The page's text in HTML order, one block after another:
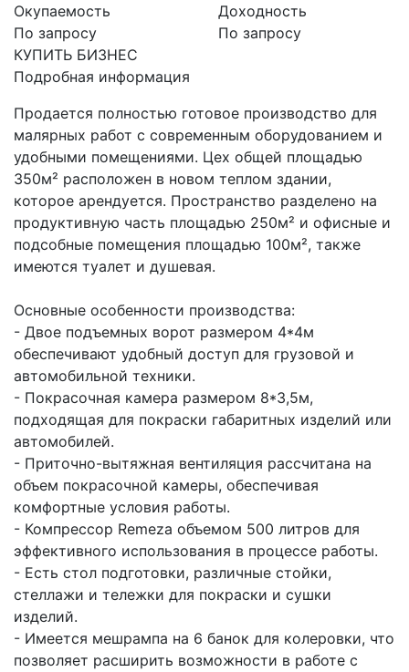
Окупаемость
По запросу
КУПИТЬ БИЗНЕС
Доходность
По запросу
Подробная информация
Продается полностью готовое производство для
малярных работ с современным оборудованием и
удобными помещениями. Цех общей площадью
350м² расположен в новом теплом здании,
которое арендуется. Пространство разделено на
продуктивную часть площадью 250м² и офисные и
подсобные помещения площадью 100м², также
имеются туалет и душевая.
Основные особенности производства:
- Двое подъемных ворот размером 4*4м
обеспечивают удобный доступ для грузовой и
автомобильной техники.
- Покрасочная камера размером 8*3,5м,
подходящая для покраски габаритных изделий или
автомобилей.
- Приточно-вытяжная вентиляция рассчитана на
объем покрасочной камеры, обеспечивая
комфортные условия работы.
- Компрессор Remeza объемом 500 литров для
эффективного использования в процессе работы.
- Есть стол подготовки, различные стойки,
стеллажи и тележки для покраски и сушки
изделий.
- Имеется мешрампа на 6 банок для колеровки, что
позволяет расширить возможности в работе с